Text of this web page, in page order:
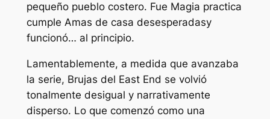
pequeño pueblo costero. Fue Magia practica
cumple Amas de casa desesperadasy
funcionó… al principio.
Lamentablemente, a medida que avanzaba
la serie, Brujas del East End se volvió
tonalmente desigual y narrativamente
disperso. Lo que comenzó como una